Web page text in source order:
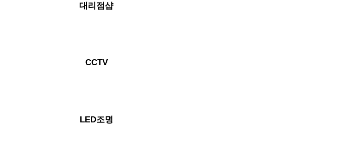
대리점샵
CCTV
LED조명